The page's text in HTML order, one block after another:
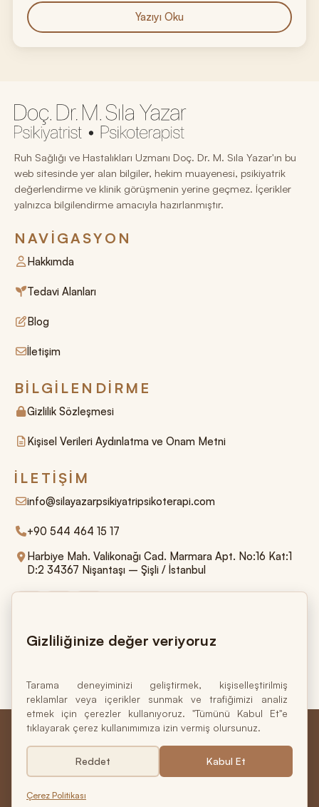
Yazıyı Oku
Ruh Sağlığı ve Hastalıkları Uzmanı Doç. Dr. M. Sıla Yazar'ın bu
web sitesinde yer alan bilgiler, hekim muayenesi, psikiyatrik
değerlendirme ve klinik görüşmenin yerine geçmez. İçerikler
yalnızca bilgilendirme amacıyla hazırlanmıştır.
NAVIGASYON
Hakkımda
Tedavi Alanları
Blog
İletişim
BILGILENDIRME
Gizlilik Sözleşmesi
Kişisel Verileri Aydınlatma ve Onam Metni
İLETIŞIM
info@silayazarpsikiyatripsikoterapi.com
+90 544 464 15 17
Harbiye Mah. Valikonağı Cad. Marmara Apt. No:16 Kat:1
D:2 34367 Nişantaşı – Şişli / İstanbul
Doç. Dr. M. Sıla Yazar
Psikiyatrist • Psikoterapist
Gizliliğinize değer veriyoruz
Tarama deneyiminizi geliştirmek, kişiselleştirilmiş
reklamlar veya içerikler sunmak ve trafiğimizi analiz
etmek için çerezler kullanıyoruz. "Tümünü Kabul Et"e
tıklayarak çerez kullanımımıza izin vermiş olursunuz.
Reddet Kabul Et
Çerez Politikası